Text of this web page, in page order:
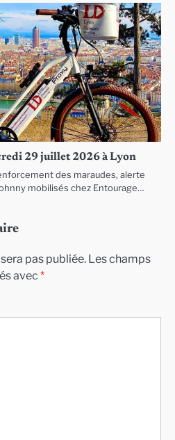
29 juillet 2026 à Lyon
des maraudes, alerte
mobilisés chez Entourage…
pas publiée. Les champs
avec *